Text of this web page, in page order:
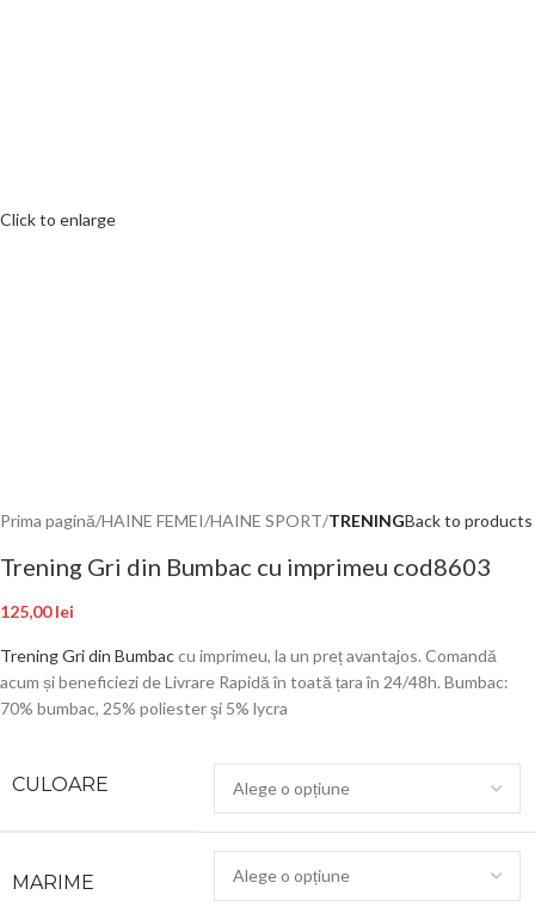
Click to enlarge
Prima pagină HAINE FEMEI HAINE SPORT TRENINGBack to products
Trening Gri din Bumbac cu imprimeu cod8603
125,00lei
Trening Gri din Bumbaccu imprimeu, la un preț avantajos. Comandă
acum și beneficiezi de Livrare Rapidă în toată țara în 24/48h. Bumbac:
70% bumbac, 25% poliester şi 5% lycra
CULOARE
MARIME